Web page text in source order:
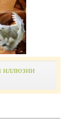
иллюзии